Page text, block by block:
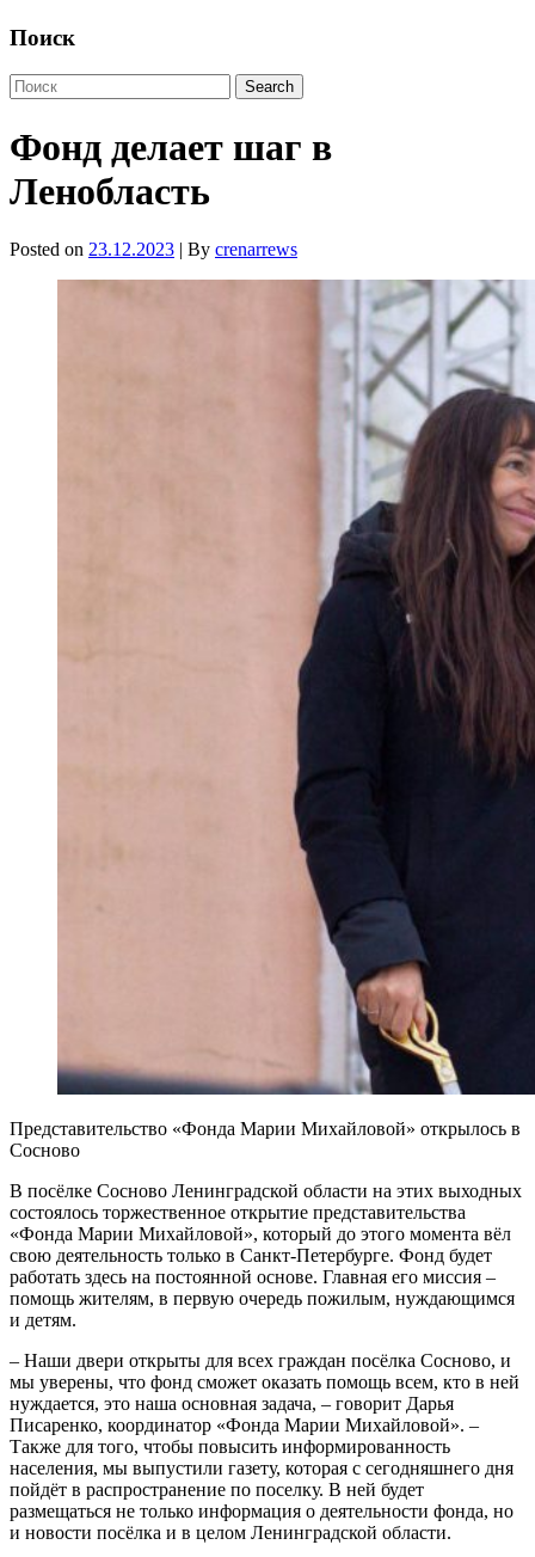
Поиск
Фонд делает шаг в
Ленобласть
Posted on 23.12.2023 | By crenarrews
Представительство «Фонда Марии Михайловой» открылось в
Сосново
В посёлке Сосново Ленинградской области на этих выходных
состоялось торжественное открытие представительства
«Фонда Марии Михайловой», который до этого момента вёл
свою деятельность только в Санкт-Петербурге. Фонд будет
работать здесь на постоянной основе. Главная его миссия –
помощь жителям, в первую очередь пожилым, нуждающимся
и детям.
– Наши двери открыты для всех граждан посёлка Сосново, и
мы уверены, что фонд сможет оказать помощь всем, кто в ней
нуждается, это наша основная задача, – говорит Дарья
Писаренко, координатор «Фонда Марии Михайловой». –
Также для того, чтобы повысить информированность
населения, мы выпустили газету, которая с сегодняшнего дня
пойдёт в распространение по поселку. В ней будет
размещаться не только информация о деятельности фонда, но
и новости посёлка и в целом Ленинградской области.